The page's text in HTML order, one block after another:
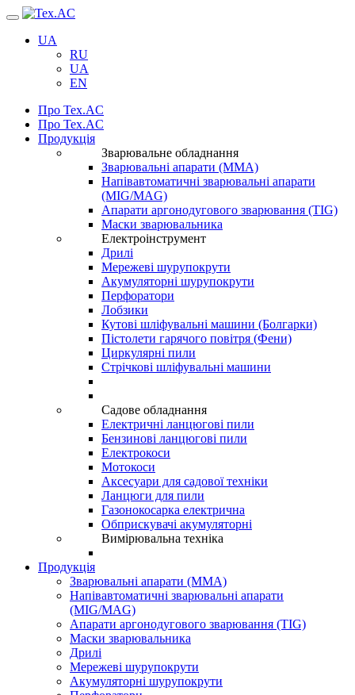
Навігація
UA
RU
UA
EN
Про Tex.AC
Про Tex.AC
Продукція
Зварювальне обладнання
Зварювальні апарати (ММА)
Напівавтоматичні зварювальні апарати
(MIG/MAG)
Апарати аргонодугового зварювання (TIG)
Маски зварювальника
Електроінструмент
Дрилі
Мережеві шурупокрути
Акумуляторні шурупокрути
Перфоратори
Лобзики
Кутові шліфувальні машини (Болгарки)
Пістолети гарячого повітря (Фени)
Циркулярні пили
Стрічкові шліфувальні машини
Садове обладнання
Електричні ланцюгові пили
Бензинові ланцюгові пили
Електрокоси
Мотокоси
Аксесуари для садової техніки
Ланцюги для пили
Газонокосарка електрична
Обприскувачі акумуляторні
Вимірювальна техніка
Продукція
Зварювальні апарати (ММА)
Напівавтоматичні зварювальні апарати
(MIG/MAG)
Апарати аргонодугового зварювання (TIG)
Маски зварювальника
Дрилі
Мережеві шурупокрути
Акумуляторні шурупокрути